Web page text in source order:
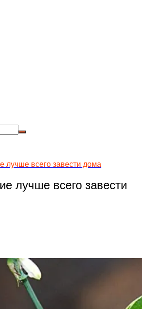
лучше всего завести дома
лучше всего завести